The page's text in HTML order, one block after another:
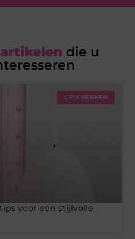
die u
GESCHENKEN
voor een stijlvolle